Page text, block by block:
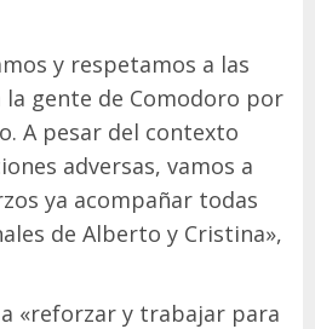
y respetamos a las
la gente de Comodoro por
A pesar del contexto
adversas, vamos a
ya acompañar todas
de Alberto y Cristina»,
«reforzar y trabajar para